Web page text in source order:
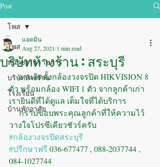
Post
โพส
หน่วยงานราชการ
บริษัทห้างร้าน
โรงเรียน
บ้านพักอาศัย
โพส
บริษัทห้างร้าน : สระบุรี
แอดมิน
Aug 27, 2021 1 min read
     งานติดตั้งกล้องวงจรปิด HIKVISION 8
ตัว พร้อมกล้อง WIFI 1 ตัว จากลูกค้าเก่า
เรายินดีที่ได้ดูแล เต็มใจที่ได้บริการ
     กราบขอบพระคุณลูกค้าที่ให้ความไว้
วางใจโปรซีเคียวชัวร์ครับ
#กล้องวงจรปิดสระบุรี
#ปรึกษาฟรี 036-677477 , 088-2037744 ,
084-1027744